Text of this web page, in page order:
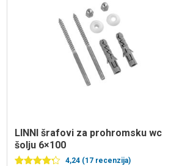
LINNI šrafovi za prohromsku wc
šolju 6×100
4,24 (17 recenzija)